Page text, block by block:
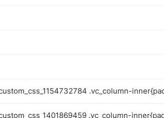
.vc_column-
.vc_column-